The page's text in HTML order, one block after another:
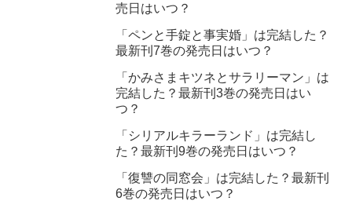
売日はいつ？
「ペンと手錠と事実婚」は完結した？
最新刊7巻の発売日はいつ？
「かみさまキツネとサラリーマン」は
完結した？最新刊3巻の発売日はい
つ？
「シリアルキラーランド」は完結し
た？最新刊9巻の発売日はいつ？
「復讐の同窓会」は完結した？最新刊
6巻の発売日はいつ？